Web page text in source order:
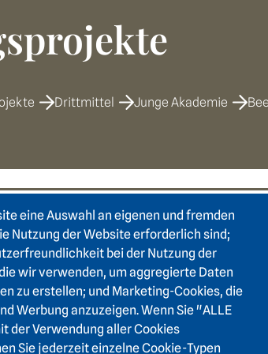
eine Auswahl an eigenen und fremden
Nutzung der Website erforderlich sind;
bei der Nutzung der
wir verwenden, um aggregierte Daten
zu erstellen; und Marketing-Cookies, die
Werbung anzuzeigen. Wenn Sie "ALLE
der Verwendung aller Cookies
Sie jederzeit einzelne Cookie-Typen
Drittmittel Junge Akademie
one Footer
Login Intranet
Presse
Förderverein
Kontakt
Barrierefreiheit
Leichte Sprache